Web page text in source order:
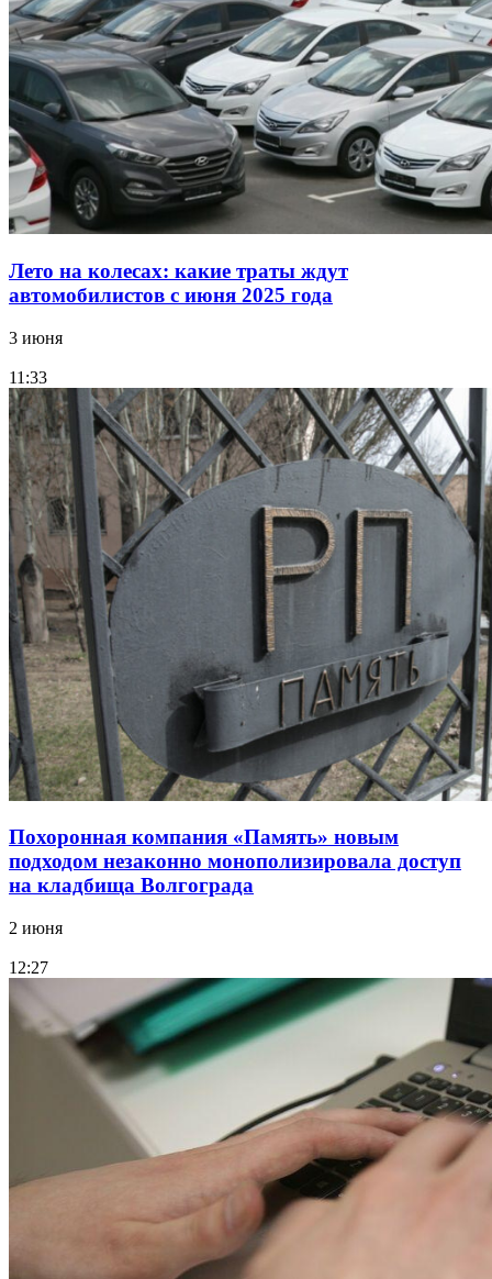
Лето на колесах: какие траты ждут
автомобилистов с июня 2025 года
3 июня
11:33
Похоронная компания «Память» новым
подходом незаконно монополизировала доступ
на кладбища Волгограда
2 июня
12:27